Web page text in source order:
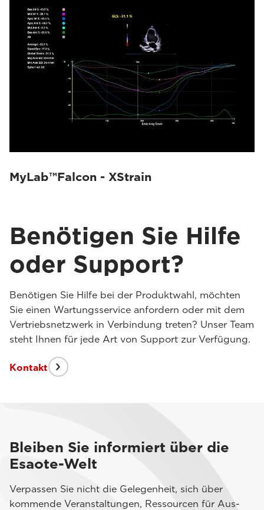
MyLab™Falcon - XStrain
Benötigen Sie Hilfe
oder Support?
Benötigen Sie Hilfe bei der Produktwahl, möchten
Sie einen Wartungsservice anfordern oder mit dem
Vertriebsnetzwerk in Verbindung treten? Unser Team
steht Ihnen für jede Art von Support zur Verfügung.
Kontakt
Bleiben Sie informiert über die
Esaote-Welt
Verpassen Sie nicht die Gelegenheit, sich über
kommende Veranstaltungen, Ressourcen für Aus-